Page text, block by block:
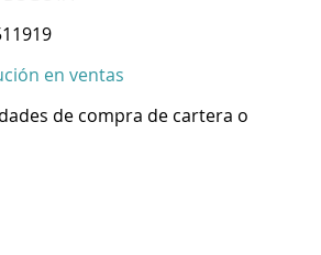
en ventas
de compra de cartera o